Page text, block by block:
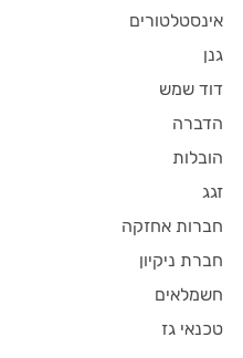
אינסטלטורים
גנן
דוד שמש
הדברה
הובלות
זגג
חברות אחזקה
חברת ניקיון
חשמלאים
טכנאי גז